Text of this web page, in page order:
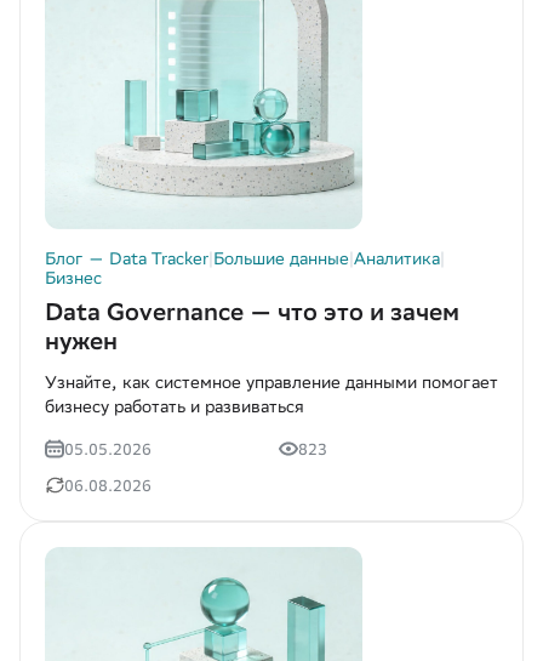
Блог — Data Tracker Большие данные Аналитика
Бизнес
Data Governance — что это и зачем
нужен
Узнайте, как системное управление данными помогает
бизнесу работать и развиваться
05.05.2026
823
06.08.2026
Блог — Портрет клиента (1)
Блог — Сегментация целевой аудитории (1)